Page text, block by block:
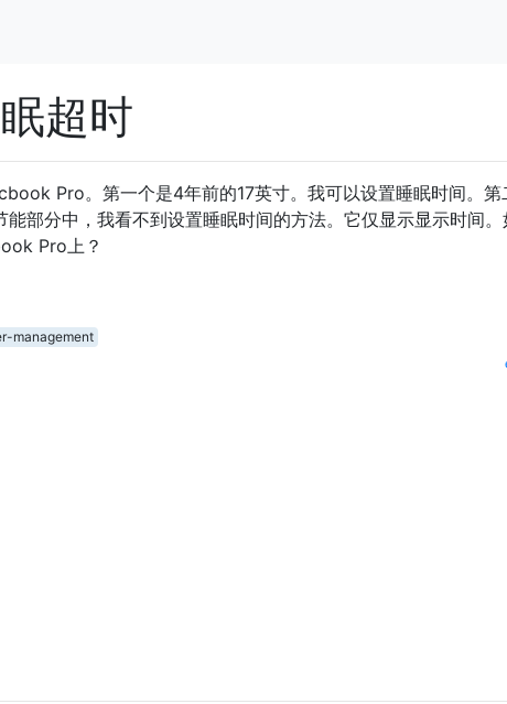
超时
Pro。第一个是4年前的17英寸。我可以设置睡眠时间。第
部分中，我看不到设置睡眠时间的方法。它仅显示显示时间。
Pro上？
management